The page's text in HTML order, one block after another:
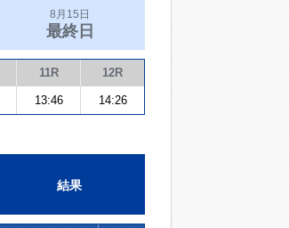
8月15日
最終日
11R 12R
13:46 14:26
結果